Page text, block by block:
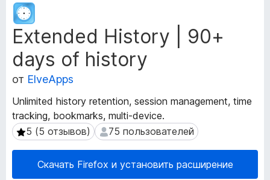
е
н
и
л
я
б
р
а
у
Extended History | 90+
days of history
от ElveApps
Unlimited history retention, session management, time
tracking, bookmarks, multi-device.
5 (5 отзывов)
5 (5 отзывов) 75 пользователей
75 пользователей
Скачать Firefox и установить расширение
М
е
т
а
д
а
н
н
ы
е
р